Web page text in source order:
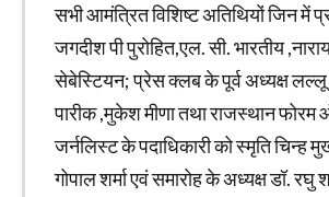
सभी आमंत्रित विशिष्ट अतिथियों जिन में
जगदीश पी पुरोहित,एल. सी. भारतीय
सेबेस्टियन; प्रेस क्लब के पूर्व अध्यक्ष लल्लू
पारीक ,मुकेश मीणा तथा राजस्थान फोरम
जर्नलिस्ट के पदाधिकारी को स्मृति चिन्ह
गोपाल शर्मा एवं समारोह के अध्यक्ष डॉ. रघु